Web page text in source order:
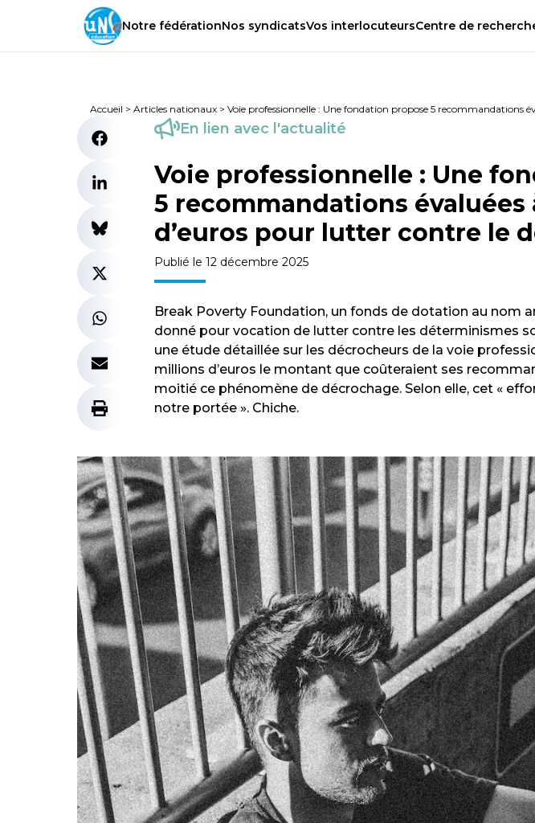
Notre fédérationNos syndicatsVos interlocuteursCentre de
Accueil > Articles nationaux > Voie professionnelle : Une fondation propose 5 recommandations
En lien avec l'actualité
Voie professionnelle : Une
5 recommandations évaluées
d’euros pour lutter contre le
Publié le 12 décembre 2025
Break Poverty Foundation, un fonds de dotation au nom
donné pour vocation de lutter contre les déterminismes
une étude détaillée sur les décrocheurs de la voie
millions d’euros le montant que coûteraient ses
moitié ce phénomène de décrochage. Selon elle, cet «
notre portée ». Chiche.